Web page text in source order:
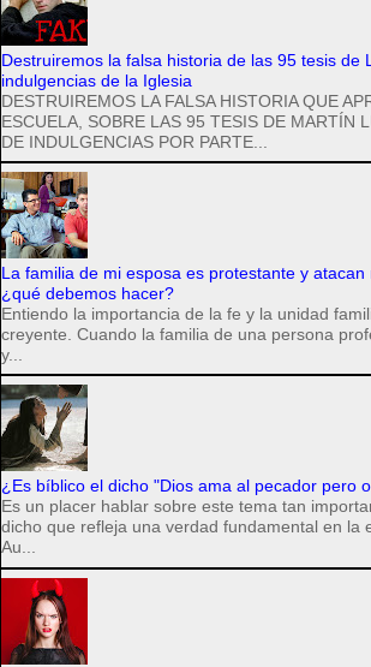
Destruiremos la falsa historia de las 95 tesis de
indulgencias de la Iglesia
DESTRUIREMOS LA FALSA HISTORIA QUE
ESCUELA, SOBRE LAS 95 TESIS DE MARTÍN
DE INDULGENCIAS POR PARTE...
La familia de mi esposa es protestante y atacan
¿qué debemos hacer?
Entiendo la importancia de la fe y la unidad
creyente. Cuando la familia de una persona
y...
¿Es bíblico el dicho "Dios ama al pecador pero
Es un placer hablar sobre este tema tan
dicho que refleja una verdad fundamental en la
Au...